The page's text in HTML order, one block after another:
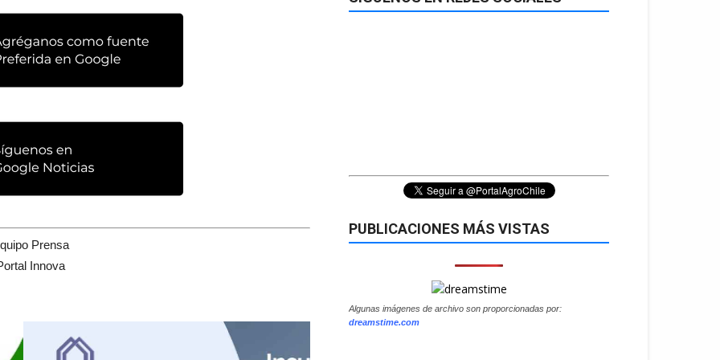
Prensa
Innova
PUBLICACIONES MÁS VISTAS
Algunas imágenes de archivo son proporcionadas por:
dreamstime.com